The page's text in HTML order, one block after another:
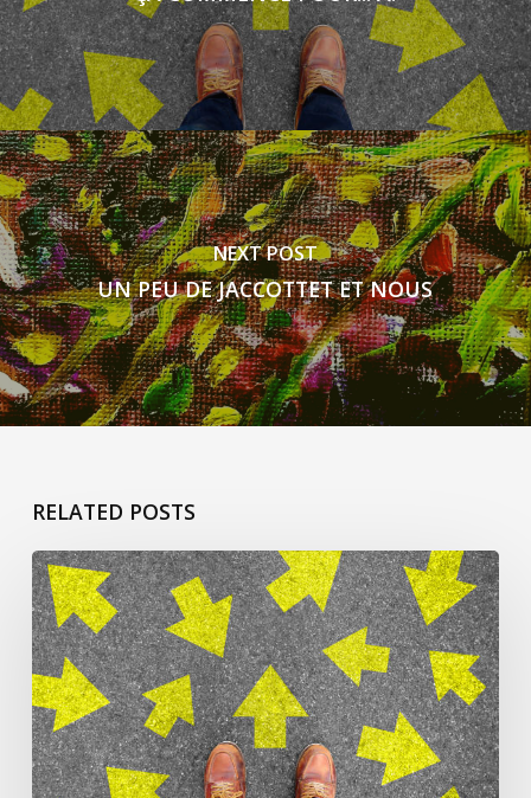
NEXT POST
UN PEU DE JACCOTTET ET NOUS
RELATED POSTS
ÇA
COMMENCE…
Deuxième
appel
à
participation